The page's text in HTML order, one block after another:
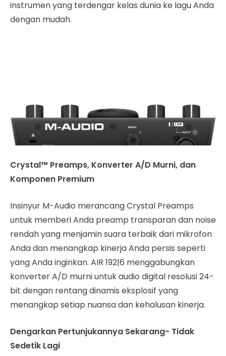
instrumen yang terdengar kelas dunia ke lagu Anda
dengan mudah.
Crystal™ Preamps, Konverter A/D Murni, dan
Komponen Premium
Insinyur M-Audio merancang Crystal Preamps
untuk memberi Anda preamp transparan dan noise
rendah yang menjamin suara terbaik dari mikrofon
Anda dan menangkap kinerja Anda persis seperti
yang Anda inginkan. AIR 192|6 menggabungkan
konverter A/D murni untuk audio digital resolusi 24-
bit dengan rentang dinamis eksplosif yang
menangkap setiap nuansa dan kehalusan kinerja.
Dengarkan Pertunjukannya Sekarang- Tidak
Sedetik Lagi